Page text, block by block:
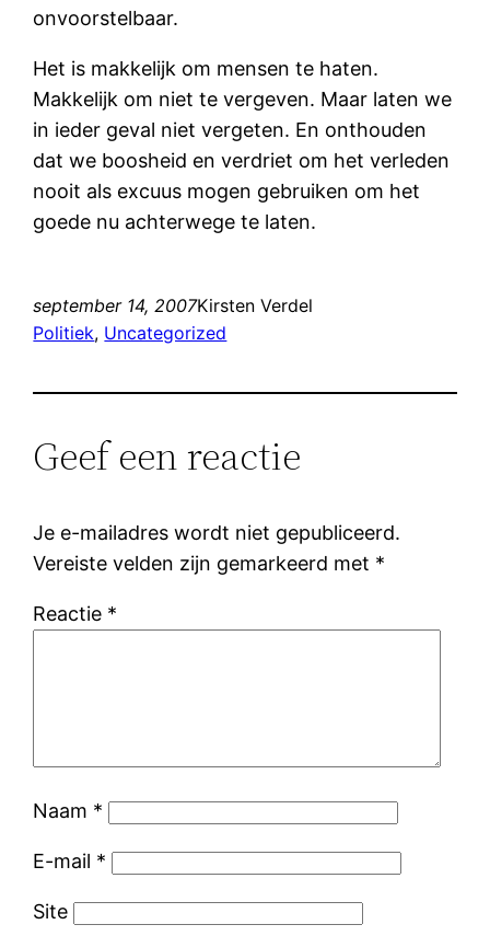
onvoorstelbaar.
Het is makkelijk om mensen te haten.
Makkelijk om niet te vergeven. Maar laten we
in ieder geval niet vergeten. En onthouden
dat we boosheid en verdriet om het verleden
nooit als excuus mogen gebruiken om het
goede nu achterwege te laten.
september 14, 2007Kirsten Verdel
Politiek, Uncategorized
Geef een reactie
Je e-mailadres wordt niet gepubliceerd.
Vereiste velden zijn gemarkeerd met *
Reactie *
Naam *
E-mail *
Site